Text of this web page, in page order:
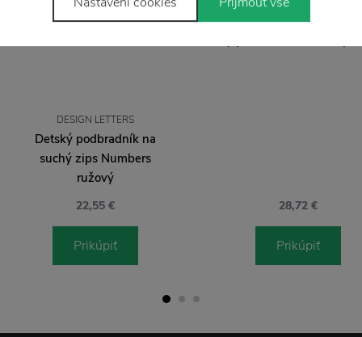
DESIGN LETTERS
Detský podbradník na
suchý zips Numbers
ružový
22,55 €
Prikúpiť
DESIGN LETTERS
28,72 €
Prikúpiť